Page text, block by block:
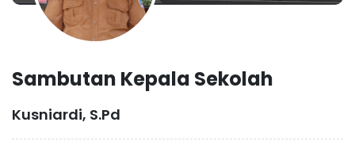
Sambutan Kepala Sekolah
Kusniardi, S.Pd